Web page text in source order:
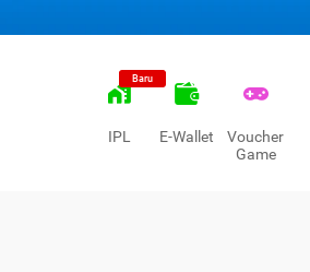
Baru
IPL E-Wallet
Voucher
Game